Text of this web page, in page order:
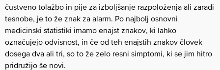
čustveno tolažbo in pije za izboljšanje razpoloženja ali zaradi
tesnobe, je to že znak za alarm. Po najbolj osnovni
medicinski statistiki imamo enajst znakov, ki lahko
označujejo odvisnost, in če od teh enajstih znakov človek
dosega dva ali tri, so to že zelo resni simptomi, ki se jim hitro
pridružijo še novi.